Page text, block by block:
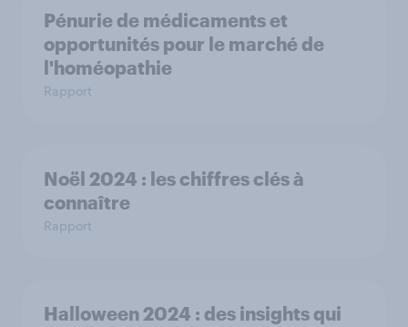
Pénurie de médicaments et
opportunités pour le marché de
l'homéopathie
Rapport
Noël 2024 : les chiffres clés à
connaître
Rapport
Halloween 2024 : des insights qui